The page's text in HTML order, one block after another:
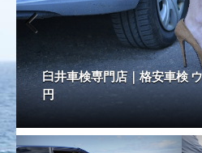
臼井車検専門店｜格安車検
円
南行徳車検専門店｜格安車
17,000円
船橋市車検専門店（北本町
割引最大12,000円
成田市車検専門店｜格安車
上！
成田市車検専門店（成田店
4000台以上！
Previous